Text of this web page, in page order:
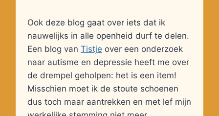
Ook deze blog gaat over iets dat ik
nauwelijks in alle openheid durf te delen.
Een blog van Tistje over een onderzoek
naar autisme en depressie heeft me over
de drempel geholpen: het is een item!
Misschien moet ik de stoute schoenen
dus toch maar aantrekken en met lef mijn